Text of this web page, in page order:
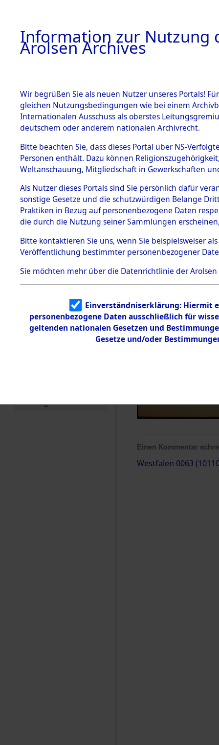
BILD
BESTÄNDE
1.
mente
5. Verschiedenes
5.3
Todesmärsche
5.3.1 Alliierte
Erhebungen
zu
Todesmärsch
en
5.3.2
Identifizierun
5.3.3
Todesmärsch
e
0063
Einen Kommentar
Westfalen 0063
Information zur Nutzung
Arolsen Archives
Wir begrüßen Sie als neuen Nutzer unseres Portals!
gleichen Nutzungsbedingungen wie bei einem
Internationalen Ausschuss als oberstes
deutschem oder anderem nationalen Archivrecht.
Bitte beachten Sie, dass dieses Portal über NS-
Personen enthält. Dazu können
Weltanschauung, Mitgliedschaft in Gewerkschaften
Als Nutzer dieses Portals sind Sie persönlich dafür
sonstige Gesetze und die schutzwürdigen Belange
Praktiken in Bezug auf personenbezogene Daten
die durch die Nutzung seiner Sammlungen
Bitte kontaktieren Sie uns, wenn Sie beispielsweiser
Veröffentlichung bestimmter personenbezogener
Sie möchten mehr über die Datenrichtlinie der Arolsen
Einverständniserklärung: Hiermit
personenbezogene Daten ausschließlich für
geltenden nationalen Gesetzen und
Gesetze und/oder